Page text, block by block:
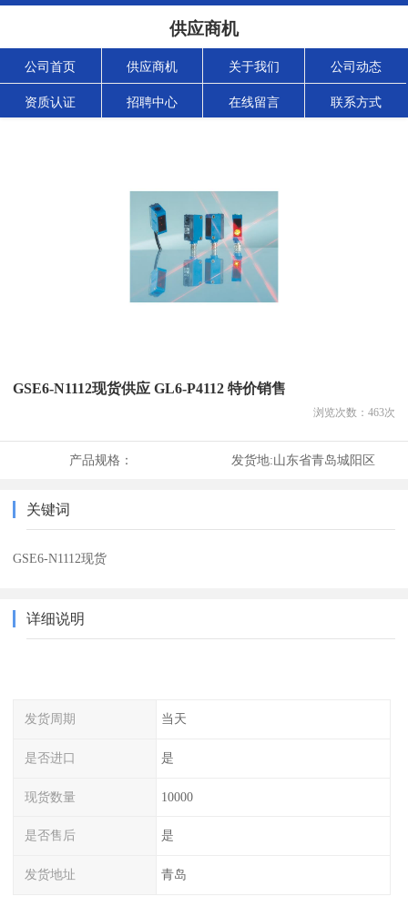
供应商机
公司首页 供应商机 关于我们 公司动态
资质认证 招聘中心 在线留言 联系方式
GSE6-N1112现货供应 GL6-P4112 特价销售
浏览次数： 463次
产品规格： 发货地:山东省青岛城阳区
关键词
GSE6-N1112现货
详细说明
发货周期 当天
是否进口 是
现货数量 10000
是否售后 是
发货地址 青岛